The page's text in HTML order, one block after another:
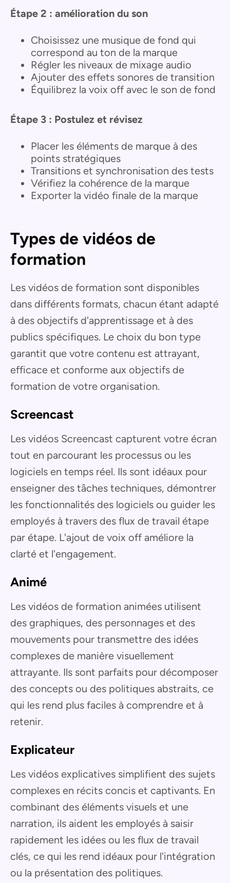
Étape 2 : amélioration du son
Choisissez une musique de fond qui
correspond au ton de la marque
Régler les niveaux de mixage audio
Ajouter des effets sonores de transition
Équilibrez la voix off avec le son de fond
Étape 3 : Postulez et révisez
Placer les éléments de marque à des
points stratégiques
Transitions et synchronisation des tests
Vérifiez la cohérence de la marque
Exporter la vidéo finale de la marque
Types de vidéos de
formation
Les vidéos de formation sont disponibles
dans différents formats, chacun étant adapté
à des objectifs d'apprentissage et à des
publics spécifiques. Le choix du bon type
garantit que votre contenu est attrayant,
efficace et conforme aux objectifs de
formation de votre organisation.
Screencast
Les vidéos Screencast capturent votre écran
tout en parcourant les processus ou les
logiciels en temps réel. Ils sont idéaux pour
enseigner des tâches techniques, démontrer
les fonctionnalités des logiciels ou guider les
employés à travers des flux de travail étape
par étape. L'ajout de voix off améliore la
clarté et l'engagement.
Animé
Les vidéos de formation animées utilisent
des graphiques, des personnages et des
mouvements pour transmettre des idées
complexes de manière visuellement
attrayante. Ils sont parfaits pour décomposer
des concepts ou des politiques abstraits, ce
qui les rend plus faciles à comprendre et à
retenir.
Explicateur
Les vidéos explicatives simplifient des sujets
complexes en récits concis et captivants. En
combinant des éléments visuels et une
narration, ils aident les employés à saisir
rapidement les idées ou les flux de travail
clés, ce qui les rend idéaux pour l'intégration
ou la présentation des politiques.